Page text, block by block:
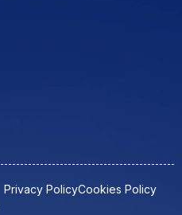
Privacy PolicyCookies Policy